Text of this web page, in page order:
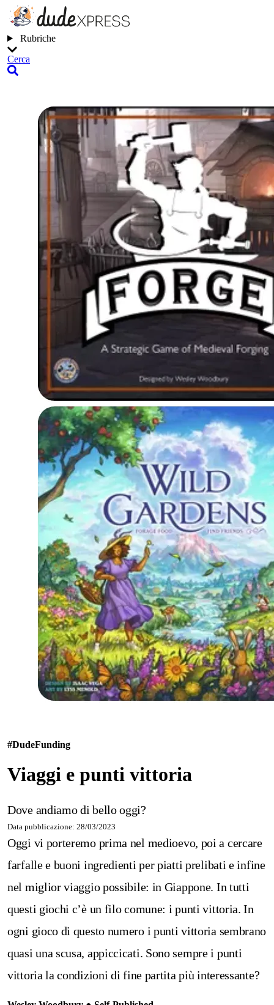
Rubriche
Cerca
#DudeFunding
Viaggi e punti vittoria
Dove andiamo di bello oggi?
Data pubblicazione: 28/03/2023
Oggi vi porteremo prima nel medioevo, poi a cercare
farfalle e buoni ingredienti per piatti prelibati e infine
nel miglior viaggio possibile: in Giappone. In tutti
questi giochi c’è un filo comune: i punti vittoria. In
ogni gioco di questo numero i punti vittoria sembrano
quasi una scusa, appiccicati. Sono sempre i punti
vittoria la condizioni di fine partita più interessante?